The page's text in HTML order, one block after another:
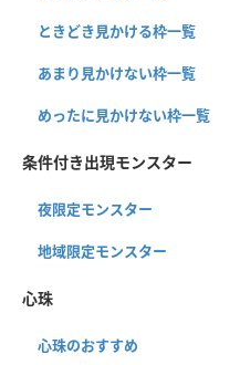
ときどき見かける枠一覧
あまり見かけない枠一覧
めったに見かけない枠一覧
条件付き出現モンスター
夜限定モンスター
地域限定モンスター
心珠
心珠のおすすめ